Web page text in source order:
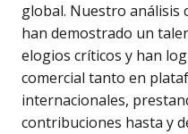
global. Nuestro análisis
han demostrado un
elogios críticos y han
comercial tanto en
internacionales,
contribuciones hasta y